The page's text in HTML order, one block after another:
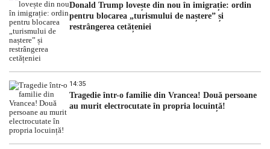
Donald Trump lovește din nou în imigrație: ordin
pentru blocarea „turismului de naștere” și
restrângerea cetățeniei
14:35
Tragedie într-o familie din Vrancea! Două persoane
au murit electrocutate în propria locuință!